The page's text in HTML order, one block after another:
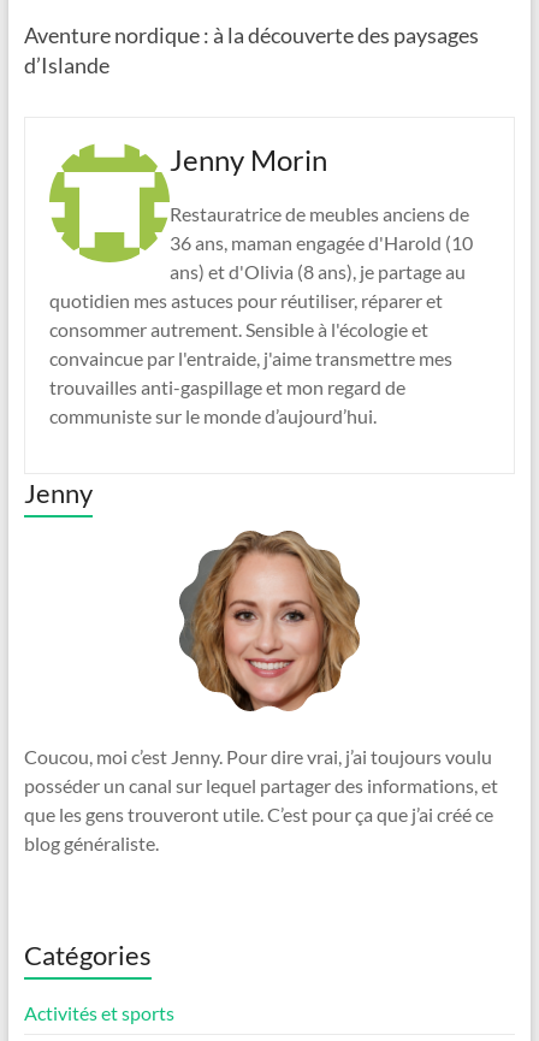
Aventure nordique : à la découverte des paysages
d’Islande
Jenny Morin
Restauratrice de meubles anciens de
36 ans, maman engagée d'Harold (10
ans) et d'Olivia (8 ans), je partage au
quotidien mes astuces pour réutiliser, réparer et
consommer autrement. Sensible à l'écologie et
convaincue par l'entraide, j'aime transmettre mes
trouvailles anti-gaspillage et mon regard de
communiste sur le monde d’aujourd’hui.
Jenny
Coucou, moi c’est Jenny. Pour dire vrai, j’ai toujours voulu
posséder un canal sur lequel partager des informations, et
que les gens trouveront utile. C’est pour ça que j’ai créé ce
blog généraliste.
Catégories
Activités et sports